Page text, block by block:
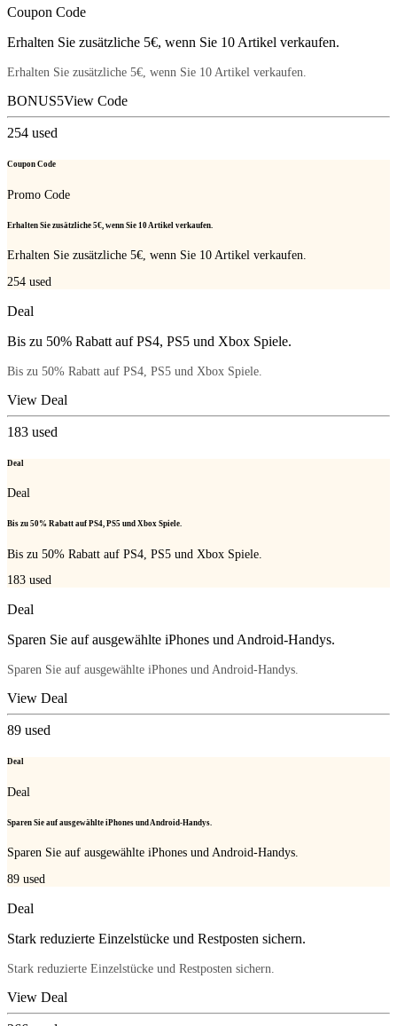
Coupon Code
Erhalten Sie zusätzliche 5€, wenn Sie 10 Artikel verkaufen.
Erhalten Sie zusätzliche 5€, wenn Sie 10 Artikel verkaufen.
BONUS5View Code
254 used
Coupon Code
Promo Code
Erhalten Sie zusätzliche 5€, wenn Sie 10 Artikel verkaufen.
Erhalten Sie zusätzliche 5€, wenn Sie 10 Artikel verkaufen.
254 used
Deal
Bis zu 50% Rabatt auf PS4, PS5 und Xbox Spiele.
Bis zu 50% Rabatt auf PS4, PS5 und Xbox Spiele.
View Deal
183 used
Deal
Deal
Bis zu 50% Rabatt auf PS4, PS5 und Xbox Spiele.
Bis zu 50% Rabatt auf PS4, PS5 und Xbox Spiele.
183 used
Deal
Sparen Sie auf ausgewählte iPhones und Android-Handys.
Sparen Sie auf ausgewählte iPhones und Android-Handys.
View Deal
89 used
Deal
Deal
Sparen Sie auf ausgewählte iPhones und Android-Handys.
Sparen Sie auf ausgewählte iPhones und Android-Handys.
89 used
Deal
Stark reduzierte Einzelstücke und Restposten sichern.
Stark reduzierte Einzelstücke und Restposten sichern.
View Deal